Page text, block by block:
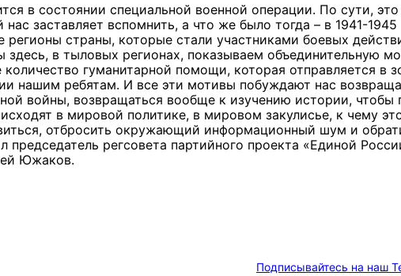
в состоянии специальной военной операции. По сути,
заставляет вспомнить, а что же было тогда – в 1941-1945
регионы страны, которые стали участниками боевых
здесь, в тыловых регионах, показываем объединительную
гуманитарной помощи, которая отправляется в
нашим ребятам. И все эти мотивы побуждают нас
войны, возвращаться вообще к изучению истории, чтобы
в мировой политике, в мировом закулисье, к чему
отбросить окружающий информационный шум и
председатель регсовета партийного проекта «Единой
Южаков.
Подписывайтесь на наш